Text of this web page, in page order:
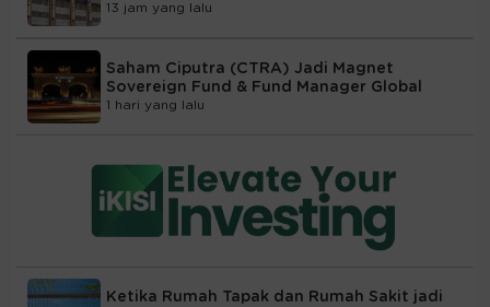
13 jam yang lalu
Saham Ciputra (CTRA) Jadi Magnet
Sovereign Fund & Fund Manager Global
1 hari yang lalu
Ketika Rumah Tapak dan Rumah Sakit jadi